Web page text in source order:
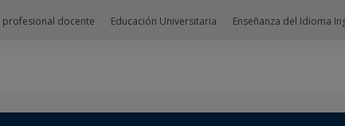
docente Educación Universitaria Enseñanza del Idioma